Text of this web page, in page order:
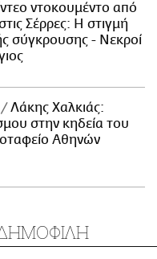
ντοκουμέντο από
Σέρρες: Η στιγμή
σύγκρουσης - Νεκροί
Λάκης Χαλκιάς:
στην κηδεία του
Αθηνών